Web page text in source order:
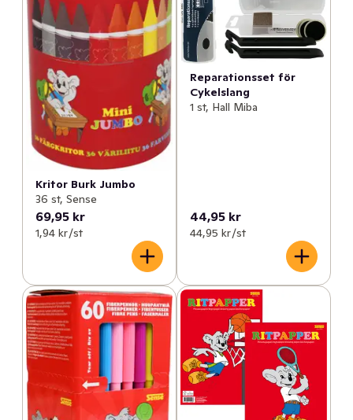
Kritor Burk Jumbo
36 st, Sense
69,95 kr
1,94 kr /st
Reparationsset för
Cykelslang
1 st, Hall Miba
44,95 kr
44,95 kr /st